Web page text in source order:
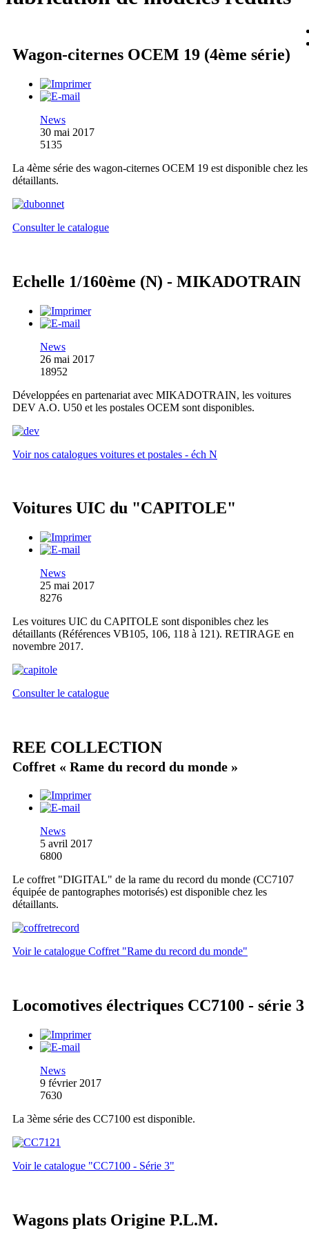
Wagon-citernes OCEM 19 (4ème série)
News
30 mai 2017
5135
La 4ème série des wagon-citernes OCEM 19 est disponible chez les
détaillants.
Consulter le catalogue
Echelle 1/160ème (N) - MIKADOTRAIN
News
26 mai 2017
18952
Développées en partenariat avec MIKADOTRAIN, les voitures
DEV A.O. U50 et les postales OCEM sont disponibles.
Voir nos catalogues voitures et postales - éch N
Voitures UIC du "CAPITOLE"
News
25 mai 2017
8276
Les voitures UIC du CAPITOLE sont disponibles chez les
détaillants (Références VB105, 106, 118 à 121). RETIRAGE en
novembre 2017.
Consulter le catalogue
REE COLLECTION
Coffret « Rame du record du monde »
News
5 avril 2017
6800
Le coffret "DIGITAL" de la rame du record du monde (CC7107
équipée de pantographes motorisés) est disponible chez les
détaillants.
Voir le catalogue Coffret "Rame du record du monde"
Locomotives électriques CC7100 - série 3
News
9 février 2017
7630
La 3ème série des CC7100 est disponible.
Voir le catalogue "CC7100 - Série 3"
Wagons plats Origine P.L.M.